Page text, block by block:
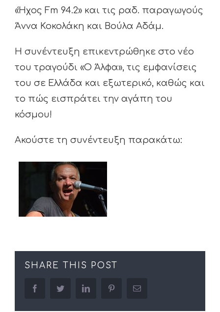
«Ήχος Fm 94.2» και τις ραδ. παραγωγούς
Άννα Κοκολάκη και Βούλα Αδάμ.
Η συνέντευξη επικεντρώθηκε στο νέο
του τραγούδι «Ο Άλφα», τις εμφανίσεις
του σε Ελλάδα και εξωτερικό, καθώς και
το πώς εισπράτει την αγάπη του
κόσμου!
Ακούστε τη συνέντευξη παρακάτω:
SHARE THIS POST
facebooktwitter linkedin pinterestEmail